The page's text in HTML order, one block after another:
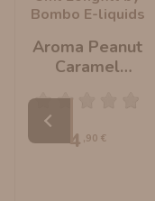
Aroma Peanut
Caramel
MiniLongfill By
Bombo E-Liquids
4 ,90 €